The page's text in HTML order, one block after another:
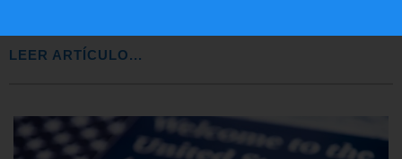
LEER ARTÍCULO...